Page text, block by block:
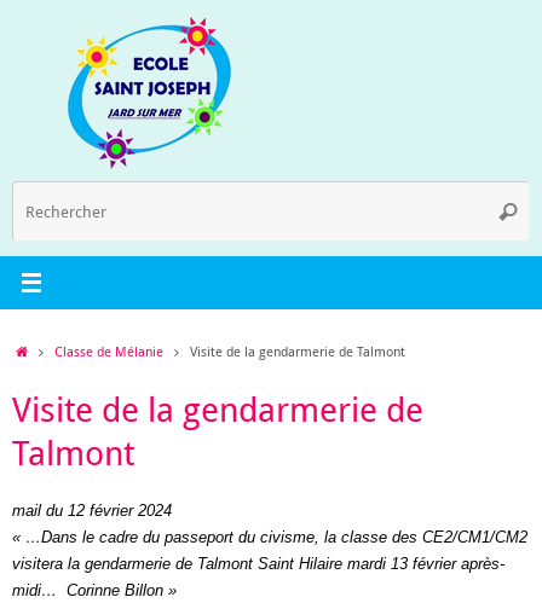
AccueilClasse de Mélanie Visite de la gendarmerie de Talmont
Visite de la gendarmerie de
Talmont
mail du 12 février 2024
« …Dans le cadre du passeport du civisme, la classe des CE2/CM1/CM2
visitera la gendarmerie de Talmont Saint Hilaire mardi 13 février après-
midi… Corinne Billon »